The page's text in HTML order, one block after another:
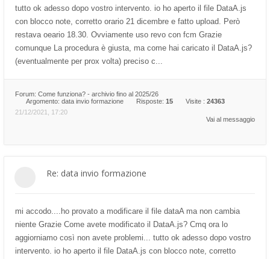
tutto ok adesso dopo vostro intervento. io ho aperto il file DataA.js
con blocco note, corretto orario 21 dicembre e fatto upload. Però
restava oeario 18.30. Ovviamente uso revo con fcm Grazie
comunque La procedura è giusta, ma come hai caricato il DataA.js?
(eventualmente per prox volta) preciso c...
Forum: Come funziona? - archivio fino al 2025/26
Argomento: data invio formazione Risposte: 15 Visite : 24363
21/12/2021, 17:20
Vai al messaggio
Re: data invio formazione
mi accodo....ho provato a modificare il file dataA ma non cambia
niente Grazie Come avete modificato il DataA.js? Cmq ora lo
aggiorniamo così non avete problemi... tutto ok adesso dopo vostro
intervento. io ho aperto il file DataA.js con blocco note, corretto